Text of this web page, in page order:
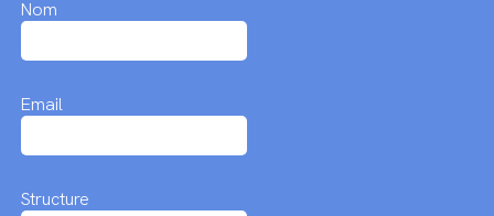
Nom
Email
Structure